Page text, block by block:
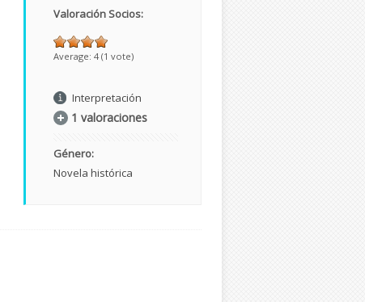
Valoración Socios:
Average: 4 (1 vote)
Interpretación
1 valoraciones
Género:
Novela histórica